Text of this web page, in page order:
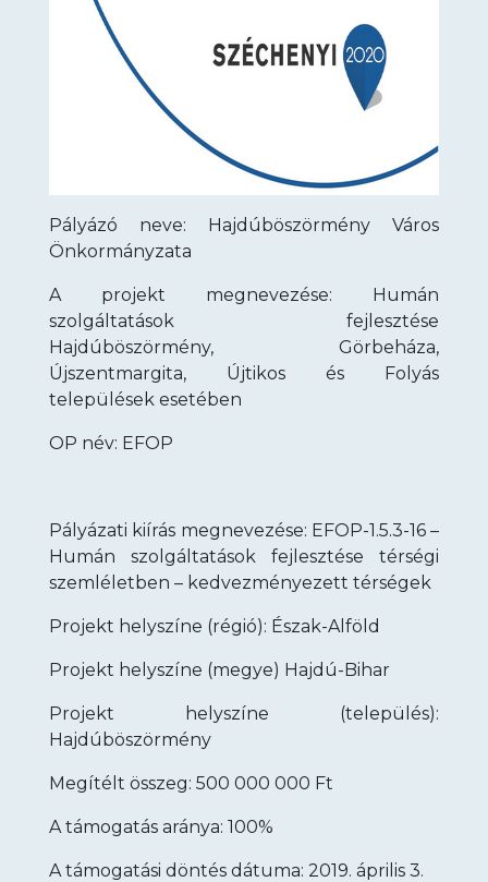
Pályázó neve: Hajdúböszörmény Város
Önkormányzata
A projekt megnevezése: Humán
szolgáltatások fejlesztése
Hajdúböszörmény, Görbeháza,
Újszentmargita, Újtikos és Folyás
települések esetében
OP név: EFOP
Pályázati kiírás megnevezése: EFOP-1.5.3-16 –
Humán szolgáltatások fejlesztése térségi
szemléletben – kedvezményezett térségek
Projekt helyszíne (régió): Észak-Alföld
Projekt helyszíne (megye) Hajdú-Bihar
Projekt helyszíne (település):
Hajdúböszörmény
Megítélt összeg: 500 000 000 Ft
A támogatás aránya: 100%
A támogatási döntés dátuma: 2019. április 3.